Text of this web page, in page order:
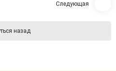
Следующая
назад